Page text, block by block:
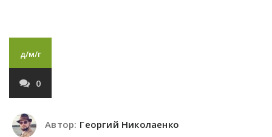
д/м/г
0
Автор: Георгий Николаенко